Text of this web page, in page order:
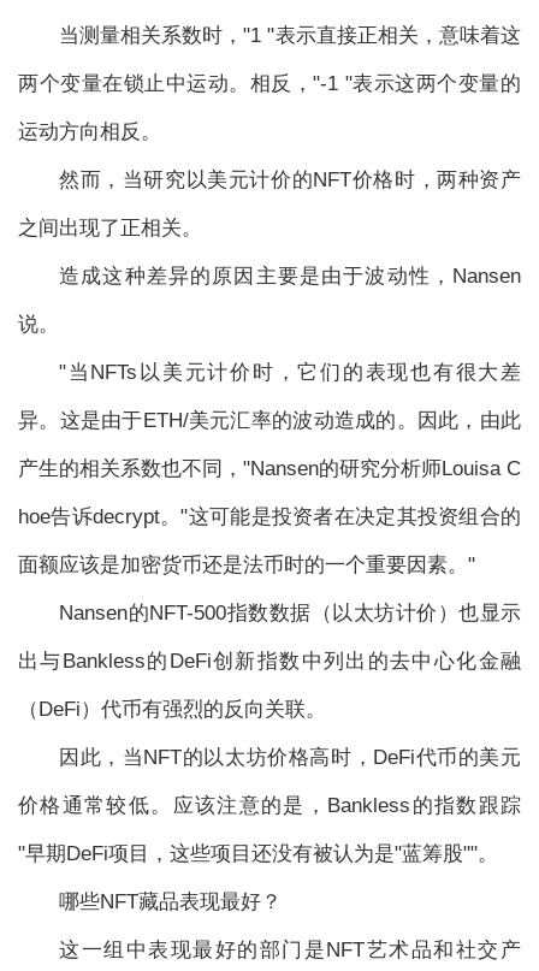
当测量相关系数时，"1 "表示直接正相关，意味着这
两个变量在锁止中运动。相反，"-1 "表示这两个变量的
运动方向相反。
然而，当研究以美元计价的NFT价格时，两种资产
之间出现了正相关。
造成这种差异的原因主要是由于波动性，Nansen
说。
"当NFTs以美元计价时，它们的表现也有很大差
异。这是由于ETH/美元汇率的波动造成的。因此，由此
产生的相关系数也不同，"Nansen的研究分析师Louisa C
hoe告诉decrypt。"这可能是投资者在决定其投资组合的
面额应该是加密货币还是法币时的一个重要因素。"
Nansen的NFT-500指数数据（以太坊计价）也显示
出与Bankless的DeFi创新指数中列出的去中心化金融
（DeFi）代币有强烈的反向关联。
因此，当NFT的以太坊价格高时，DeFi代币的美元
价格通常较低。应该注意的是，Bankless的指数跟踪
"早期DeFi项目，这些项目还没有被认为是"蓝筹股""。
哪些NFT藏品表现最好？
这一组中表现最好的部门是NFT艺术品和社交产